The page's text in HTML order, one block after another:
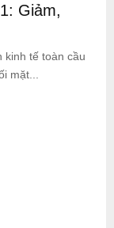
Giảm,
kinh tế toàn cầu
mặt...